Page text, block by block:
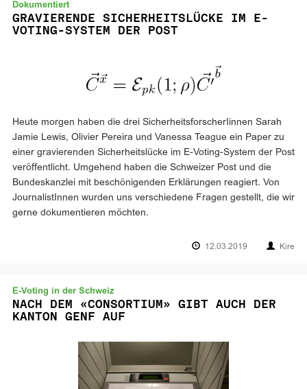
Dokumentiert
GRAVIERENDE SICHERHEITSLÜCKE IM E-
VOTING-SYSTEM DER POST
Heute morgen haben die drei SicherheitsforscherIinnen Sarah
Jamie Lewis, Olivier Pereira und Vanessa Teague ein Paper zu
einer gravierenden Sicherheitslücke im E-Voting-System der Post
veröffentlicht. Umgehend haben die Schweizer Post und die
Bundeskanzlei mit beschönigenden Erklärungen reagiert. Von
JournalistInnen wurden uns verschiedene Fragen gestellt, die wir
gerne dokumentieren möchten.
12.03.2019 Kire
E-Voting in der Schweiz
NACH DEM «CONSORTIUM» GIBT AUCH DER
KANTON GENF AUF